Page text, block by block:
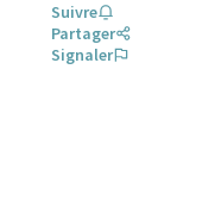
Suivre
Partager
Signaler